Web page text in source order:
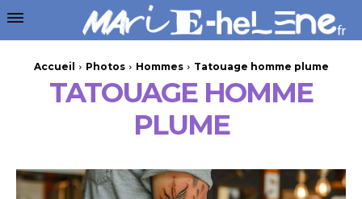
Accueil Photos Hommes Tatouage homme plume
TATOUAGE HOMME
PLUME